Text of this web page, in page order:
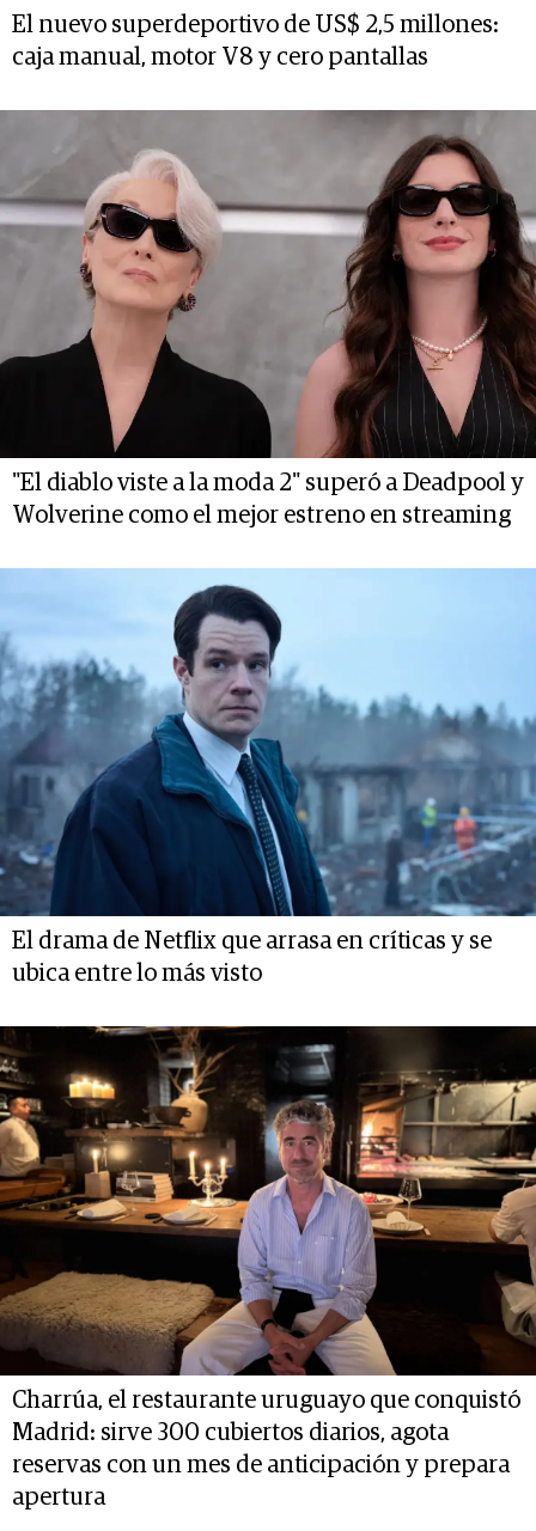
El nuevo superdeportivo de US$ 2,5 millones:
caja manual, motor V8 y cero pantallas
"El diablo viste a la moda 2" superó a Deadpool y
Wolverine como el mejor estreno en streaming
El drama de Netflix que arrasa en críticas y se
ubica entre lo más visto
Charrúa, el restaurante uruguayo que conquistó
Madrid: sirve 300 cubiertos diarios, agota
reservas con un mes de anticipación y prepara
apertura